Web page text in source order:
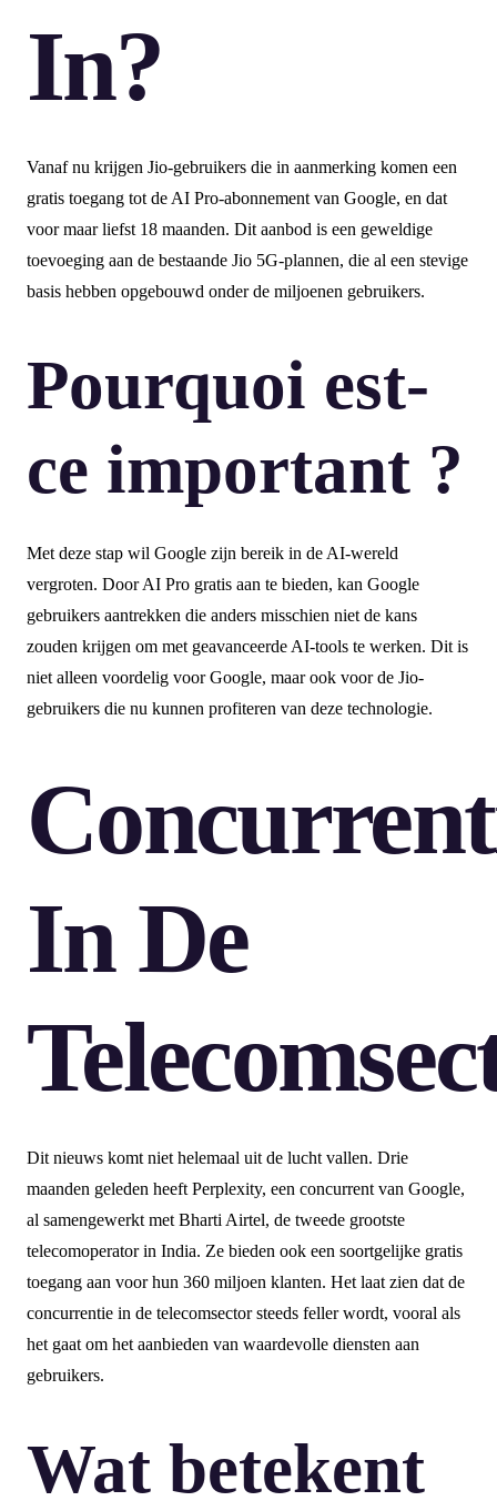
In?
Vanaf nu krijgen Jio-gebruikers die in aanmerking komen een
gratis toegang tot de AI Pro-abonnement van Google, en dat
voor maar liefst 18 maanden. Dit aanbod is een geweldige
toevoeging aan de bestaande Jio 5G-plannen, die al een stevige
basis hebben opgebouwd onder de miljoenen gebruikers.
Pourquoi est-
ce important ?
Met deze stap wil Google zijn bereik in de AI-wereld
vergroten. Door AI Pro gratis aan te bieden, kan Google
gebruikers aantrekken die anders misschien niet de kans
zouden krijgen om met geavanceerde AI-tools te werken. Dit is
niet alleen voordelig voor Google, maar ook voor de Jio-
gebruikers die nu kunnen profiteren van deze technologie.
In De
Dit nieuws komt niet helemaal uit de lucht vallen. Drie
maanden geleden heeft Perplexity, een concurrent van Google,
al samengewerkt met Bharti Airtel, de tweede grootste
telecomoperator in India. Ze bieden ook een soortgelijke gratis
toegang aan voor hun 360 miljoen klanten. Het laat zien dat de
concurrentie in de telecomsector steeds feller wordt, vooral als
het gaat om het aanbieden van waardevolle diensten aan
gebruikers.
Wat betekent